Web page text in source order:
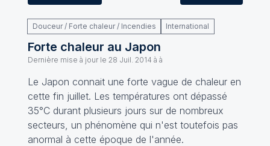
Douceur / Forte chaleur / Incendies International
Forte chaleur au Japon
Dernière mise à jour le 28 Juil. 2014 à à
Le Japon connait une forte vague de chaleur en
cette fin juillet. Les températures ont dépassé
35°C durant plusieurs jours sur de nombreux
secteurs, un phénomène qui n'est toutefois pas
anormal à cette époque de l'année.